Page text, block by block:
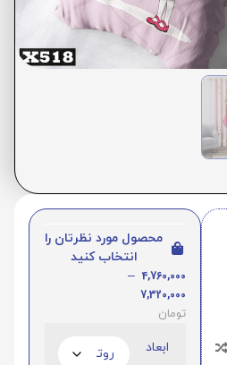
محصول مورد نظرتان را
انتخاب کنید
4,760,000
–
7,320,000
تومان
ابعاد